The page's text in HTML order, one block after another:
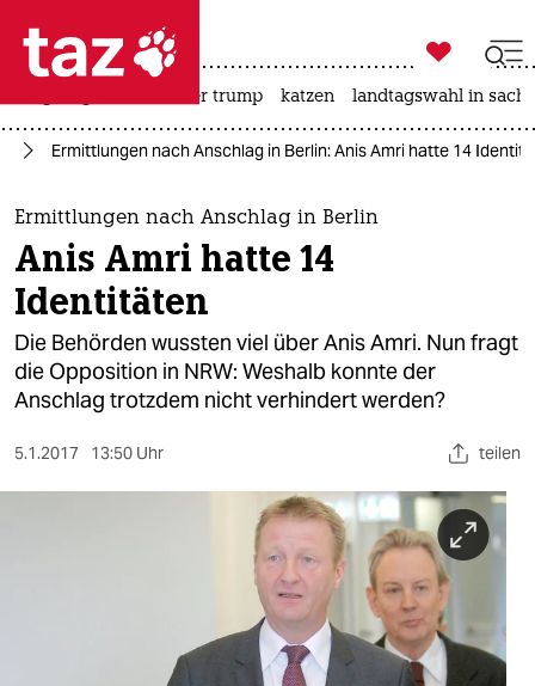
 taz zahl ich
taz zahl ich
themen
politik
öko
gesellschaft
sport

taz zahl ich
usa unter trump katzen landtagswahl in
Ermittlungen nach Anschlag in Berlin: Anis Amri hatte 14
Ermittlungen nach Anschlag in Berlin
Anis Amri hatte 14
Identitäten
Die Behörden wussten viel über Anis Amri. Nun fragt
die Opposition in NRW: Weshalb konnte der
Anschlag trotzdem nicht verhindert werden?
5.1.2017 13:50 Uhr teilen